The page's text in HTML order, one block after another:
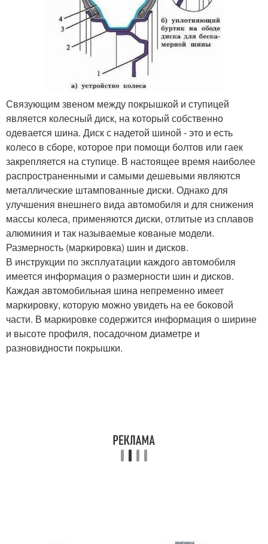
Связующим звеном между покрышкой и ступицей
является колесный диск, на который собственно
одевается шина. Диск с надетой шиной - это и есть
колесо в сборе, которое при помощи болтов или гаек
закрепляется на ступице. В настоящее время наиболее
распространенными и самыми дешевыми являются
металлические штампованные диски. Однако для
улучшения внешнего вида автомобиля и для снижения
массы колеса, применяются диски, отлитые из сплавов
алюминия и так называемые кованые модели.
Размерность (маркировка) шин и дисков.
В инструкции по эксплуатации каждого автомобиля
имеется информация о размерности шин и дисков.
Каждая автомобильная шина непременно имеет
маркировку, которую можно увидеть на ее боковой
части. В маркировке содержится информация о ширине
и высоте профиля, посадочном диаметре и
разновидности покрышки.